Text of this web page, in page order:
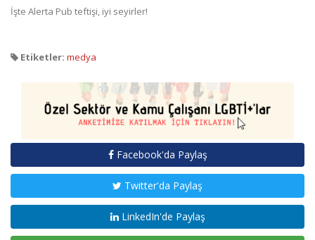
İşte Alerta Pub teftişi, iyi seyirler!
Etiketler: medya
Facebook'da Paylaş
Twitter'da Paylaş
LinkedIn'de Paylaş